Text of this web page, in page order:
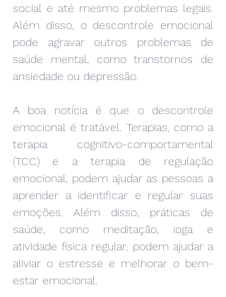
social e até mesmo problemas legais.
Além disso, o descontrole emocional
pode agravar outros problemas de
saúde mental, como transtornos de
ansiedade ou depressão.
A boa notícia é que o descontrole
emocional é tratável. Terapias, como a
terapia cognitivo-comportamental
(TCC) e a terapia de regulação
emocional, podem ajudar as pessoas a
aprender a identificar e regular suas
emoções. Além disso, práticas de
saúde, como meditação, ioga e
atividade física regular, podem ajudar a
aliviar o estresse e melhorar o bem-
estar emocional.